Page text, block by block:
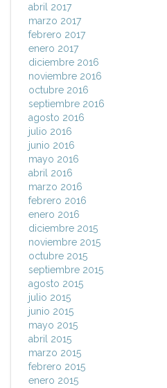
abril 2017
marzo 2017
febrero 2017
enero 2017
diciembre 2016
noviembre 2016
octubre 2016
septiembre 2016
agosto 2016
julio 2016
junio 2016
mayo 2016
abril 2016
marzo 2016
febrero 2016
enero 2016
diciembre 2015
noviembre 2015
octubre 2015
septiembre 2015
agosto 2015
julio 2015
junio 2015
mayo 2015
abril 2015
marzo 2015
febrero 2015
enero 2015